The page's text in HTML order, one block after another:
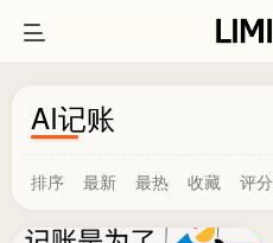
AI记账
排序 最新 最热 收藏 评分